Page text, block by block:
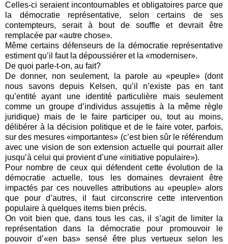
Celles-ci seraient incontournables et obligatoires parce que
la démocratie représentative, selon certains de ses
contempteurs, serait à bout de souffle et devrait être
remplacée par «autre chose».
Même certains défenseurs de la démocratie représentative
estiment qu’il faut la dépoussiérer et la «moderniser».
De quoi parle-t-on, au fait?
De donner, non seulement, la parole au «peuple» (dont
nous savons depuis Kelsen, qu’il n’existe pas en tant
qu’entité ayant une identité particulière mais seulement
comme un groupe d’individus assujettis à la même règle
juridique) mais de le faire participer ou, tout au moins,
délibérer à la décision politique et de le faire voter, parfois,
sur des mesures «importantes» (c’est bien sûr le référendum
avec une vision de son extension actuelle qui pourrait aller
jusqu’à celui qui provient d’une «initiative populaire»).
Pour nombre de ceux qui défendent cette évolution de la
démocratie actuelle, tous les domaines devraient être
impactés par ces nouvelles attributions au «peuple» alors
que pour d’autres, il faut circonscrire cette intervention
populaire à quelques items bien précis.
On voit bien que, dans tous les cas, il s’agit de limiter la
représentation dans la démocratie pour promouvoir le
pouvoir d’«en bas» sensé être plus vertueux selon les